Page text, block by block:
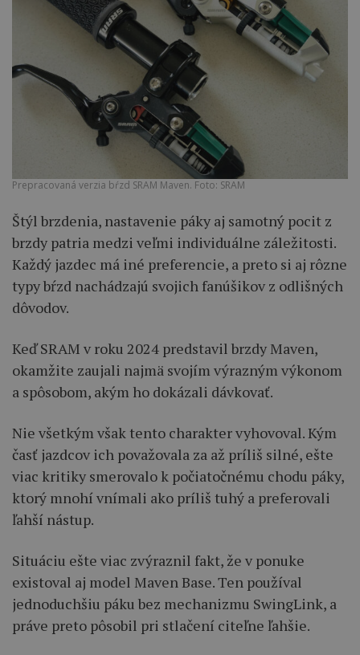
Prepracovaná verzia bŕzd SRAM Maven. Foto: SRAM
Štýl brzdenia, nastavenie páky aj samotný pocit z
brzdy patria medzi veľmi individuálne záležitosti.
Každý jazdec má iné preferencie, a preto si aj rôzne
typy bŕzd nachádzajú svojich fanúšikov z odlišných
dôvodov.
Keď SRAM v roku 2024 predstavil brzdy Maven,
okamžite zaujali najmä svojím výrazným výkonom
a spôsobom, akým ho dokázali dávkovať.
Nie všetkým však tento charakter vyhovoval. Kým
časť jazdcov ich považovala za až príliš silné, ešte
viac kritiky smerovalo k počiatočnému chodu páky,
ktorý mnohí vnímali ako príliš tuhý a preferovali
ľahší nástup.
Situáciu ešte viac zvýraznil fakt, že v ponuke
existoval aj model Maven Base. Ten používal
jednoduchšiu páku bez mechanizmu SwingLink, a
práve preto pôsobil pri stlačení citeľne ľahšie.